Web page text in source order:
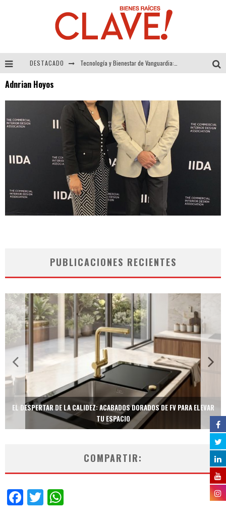
DESTACADO
Alexandra Bedoya – La Constancia detrás de La Paletería
El Despertar de la Calidez: Acabados Dorados de FV para Elevar tu Espacio
Adnrian Hoyos
PUBLICACIONES RECIENTES
EL DESPERTAR DE LA CALIDEZ: ACABADOS DORADOS DE FV PARA ELEVAR
TU ESPACIO
COMPARTIR:
Facebook
Twitter